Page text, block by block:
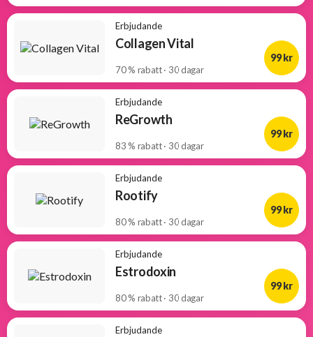
Erbjudande
Collagen Vital
70 % rabatt · 30 dagar
99 kr
Erbjudande
ReGrowth
83 % rabatt · 30 dagar
99 kr
Erbjudande
Rootify
80 % rabatt · 30 dagar
99 kr
Erbjudande
Estrodoxin
80 % rabatt · 30 dagar
99 kr
Erbjudande